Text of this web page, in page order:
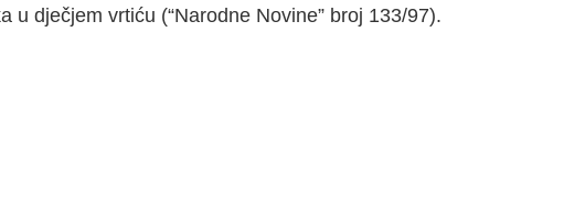
dječjem vrtiću (“Narodne Novine” broj 133/97).